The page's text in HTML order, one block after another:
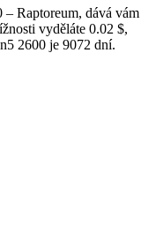
Raptoreum, dává vám
vyděláte 0.02 $,
2600 je 9072 dní.